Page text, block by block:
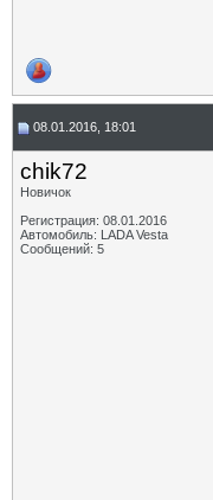
08.01.2016, 18:01
chik72
Новичок
Регистрация: 08.01.2016
Автомобиль: LADA Vesta
Сообщений: 5